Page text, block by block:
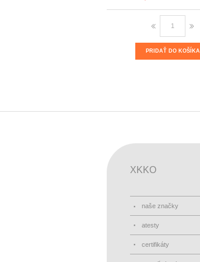
PRIDAŤ DO KOŠÍKA
XKKO
naše značky
atesty
certifikáty